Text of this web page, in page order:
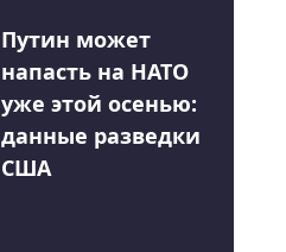
Путин может
напасть на НАТО
уже этой осенью:
данные разведки
США